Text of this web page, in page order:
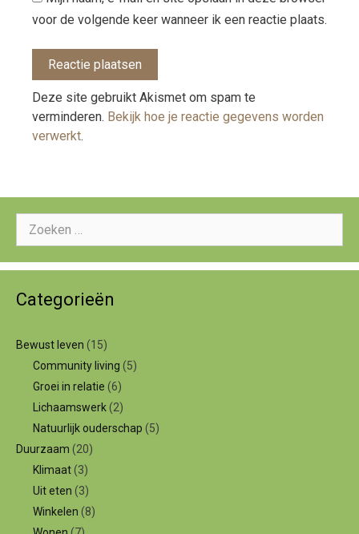
voor de volgende keer wanneer ik een reactie plaats.
Deze site gebruikt Akismet om spam te
verminderen. Bekijk hoe je reactie gegevens worden
verwerkt.
naar:
Categorieën
Bewust leven (15)
Community living (5)
Groei in relatie (6)
Lichaamswerk(2)
Natuurlijk ouderschap (5)
Duurzaam (20)
Klimaat(3)
Uit eten (3)
Winkelen (8)